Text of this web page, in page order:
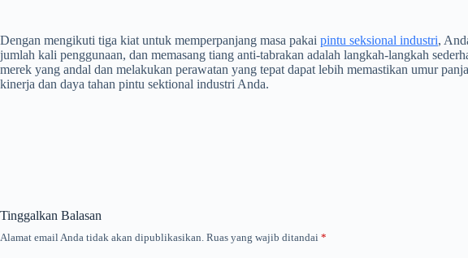
Dengan mengikuti tiga kiat untuk memperpanjang masa pakai pintu seksional industri,
jumlah kali penggunaan, dan memasang tiang anti-tabrakan adalah langkah-langkah
merek yang andal dan melakukan perawatan yang tepat dapat lebih memastikan umur
kinerja dan daya tahan pintu sektional industri Anda.
Tinggalkan Balasan
Alamat email Anda tidak akan dipublikasikan. Ruas yang wajib ditandai *